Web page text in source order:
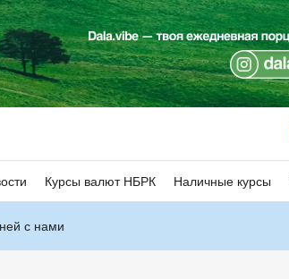
Курсы валют НБРК Наличные курсы
с нами